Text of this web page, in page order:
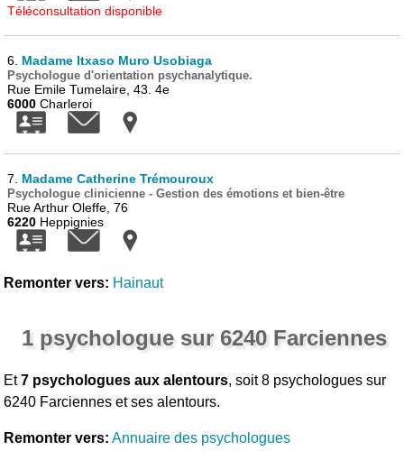
Téléconsultation disponible
6. Madame Itxaso Muro Usobiaga
Psychologue d'orientation psychanalytique.
Rue Emile Tumelaire, 43. 4e
6000 Charleroi
7. Madame Catherine Trémouroux
Psychologue clinicienne - Gestion des émotions et bien-être
Rue Arthur Oleffe, 76
6220 Heppignies
Remonter vers: Hainaut
1 psychologue sur 6240 Farciennes
Et7 psychologues aux alentours, soit 8 psychologues sur
6240 Farciennes et ses alentours.
Remonter vers: Annuaire des psychologues